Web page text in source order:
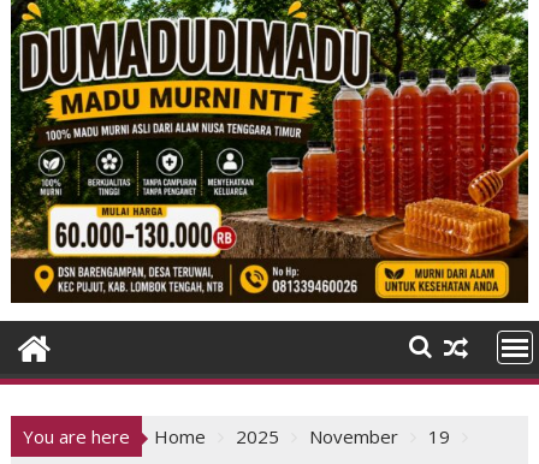
You are here Home 2025 November
19